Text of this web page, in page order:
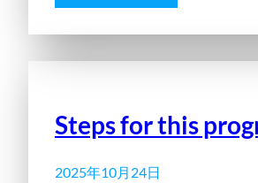
Steps for this
2025年10月24日